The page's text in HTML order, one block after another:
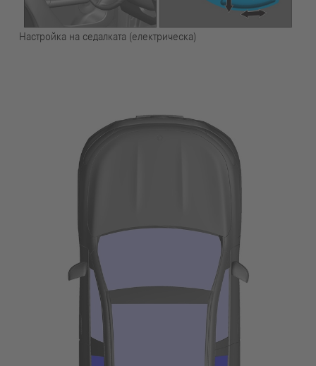
Настройка на седалката (електрическа)